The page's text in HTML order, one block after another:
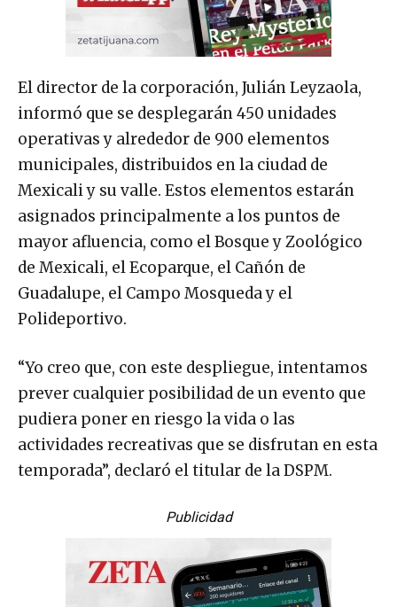
El director de la corporación, Julián Leyzaola,
informó que se desplegarán 450 unidades
operativas y alrededor de 900 elementos
municipales, distribuidos en la ciudad de
Mexicali y su valle. Estos elementos estarán
asignados principalmente a los puntos de
mayor afluencia, como el Bosque y Zoológico
de Mexicali, el Ecoparque, el Cañón de
Guadalupe, el Campo Mosqueda y el
Polideportivo.
“Yo creo que, con este despliegue, intentamos
prever cualquier posibilidad de un evento que
pudiera poner en riesgo la vida o las
actividades recreativas que se disfrutan en esta
temporada”, declaró el titular de la DSPM.
Publicidad